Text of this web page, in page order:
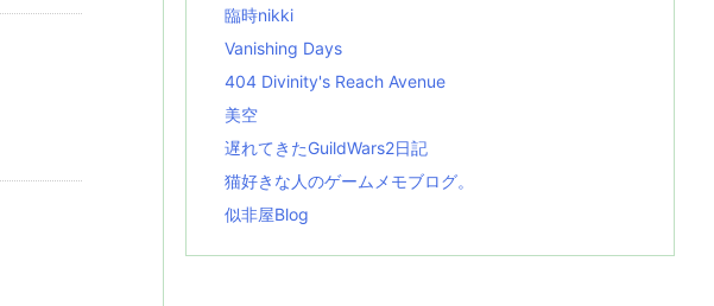
臨時nikki
Vanishing Days
404 Divinity's Reach Avenue
美空
遅れてきたGuildWars2日記
猫好きな人のゲームメモブログ。
似非屋Blog